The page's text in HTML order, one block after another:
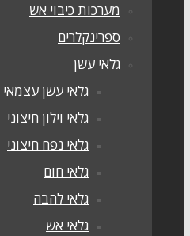
מערכות כיבוי אש
ספרינקלרים
גלאי עשן
גלאי עשן עצמאי
גלאי וילון חיצוני
גלאי נפח חיצוני
גלאי חום
גלאי להבה
גלאי אש